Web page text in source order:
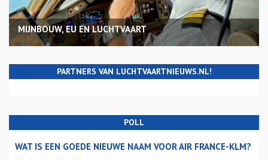
MIJNBOUW, EU EN LUCHTVAART
PARTNERS VAN LUCHTVAARTNIEUWS.NL!
POLL
WAT IS EEN GOEDE NIEUWE NAAM VOOR AIR FRANCE-KLM?